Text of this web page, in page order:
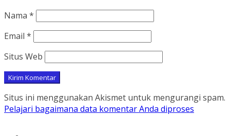
Nama *
Email *
Situs Web
Situs ini menggunakan Akismet untuk mengurangi spam.
Pelajari bagaimana data komentar Anda diproses